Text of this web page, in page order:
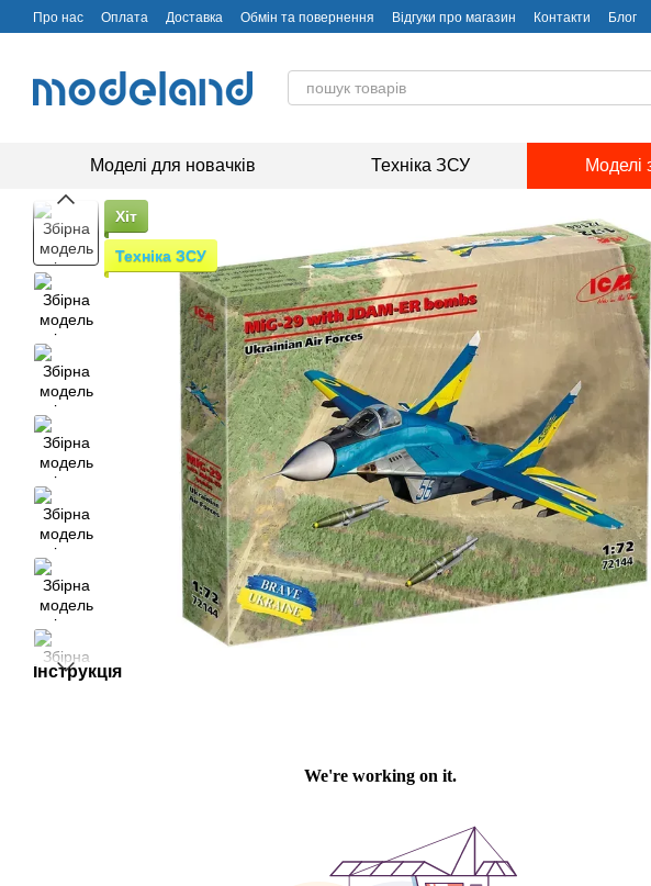
Перейти до основного контенту
Про нас Оплата Доставка Обмін та повернення Відгуки про магазин Контакти Блог
Моделі для новачків Техніка ЗСУ Моделі
Хіт
Техніка ЗСУ
Інструкція